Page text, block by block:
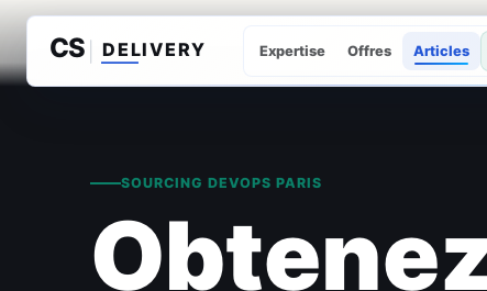
Expertise Offres Articles
SOURCING DEVOPS PARIS